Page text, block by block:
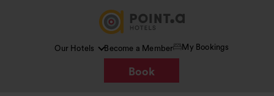
Our Hotels Become a Member My Bookings
Book